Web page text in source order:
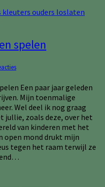
spelen
Een paar jaar geleden
Mijn toenmalige
Wel deel ik nog graag
zoals deze, over het
van kinderen met het
open mond drukt mijn
tegen het raam terwijl ze